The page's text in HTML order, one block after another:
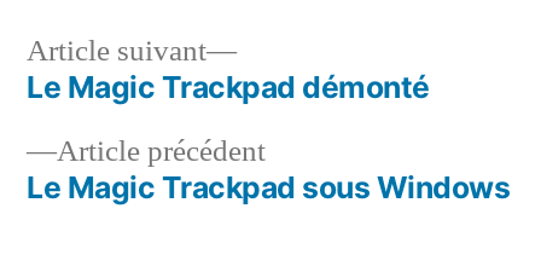
Navigation
de
l’article
Article précédentArticle
précédent :
Le Magic Trackpad sous Windows
Article suivant
Article
suivant :
Le Magic Trackpad démonté